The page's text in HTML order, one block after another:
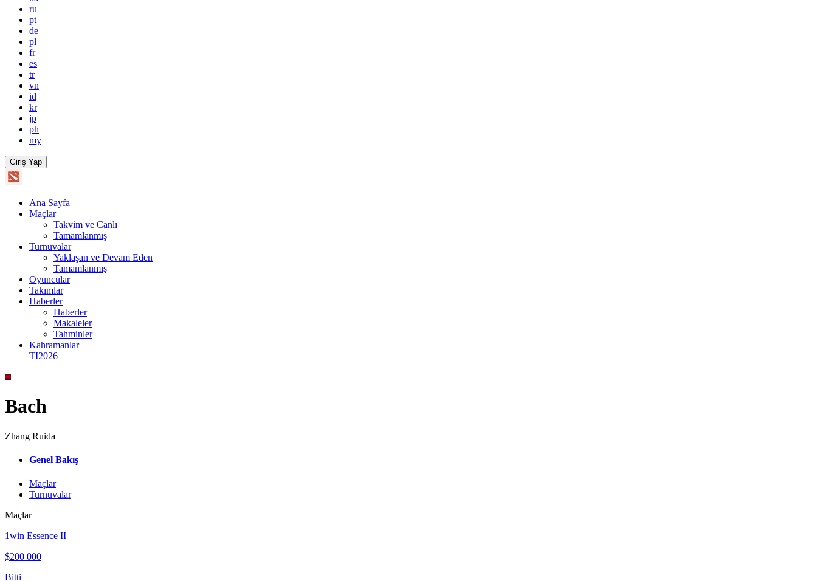
ru
pt
de
pl
fr
es
tr
vn
id
kr
jp
ph
my
Giriş Yap
Ana Sayfa
Maçlar
Takvim ve Canlı
Tamamlanmış
Turnuvalar
Yaklaşan ve Devam Eden
Tamamlanmış
Oyuncular
Takımlar
Haberler
Haberler
Makaleler
Tahminler
Kahramanlar
TI2026
Bach
Zhang Ruida
Genel Bakış
Maçlar
Turnuvalar
Maçlar
1win Essence II
$200 000
Bitti